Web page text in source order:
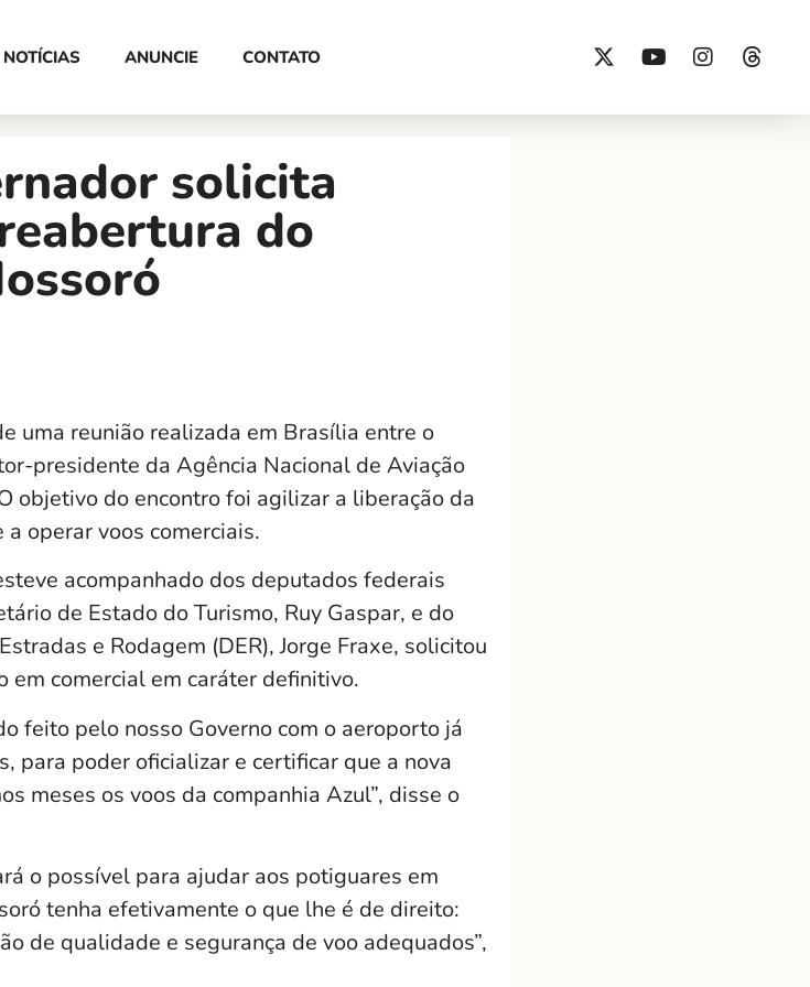
NOTÍCIAS ANUNCIE CONTATO
solicita
do
uma reunião realizada em Brasília entre o
presidente da Agência Nacional de Aviação
objetivo do encontro foi agilizar a liberação da
operar voos comerciais.
acompanhado dos deputados federais
de Estado do Turismo, Ruy Gaspar, e do
e Rodagem (DER), Jorge Fraxe, solicitou
comercial em caráter definitivo.
feito pelo nosso Governo com o aeroporto já
para poder oficializar e certificar que a nova
meses os voos da companhia Azul”, disse o
o possível para ajudar aos potiguares em
tenha efetivamente o que lhe é de direito:
de qualidade e segurança de voo adequados”,